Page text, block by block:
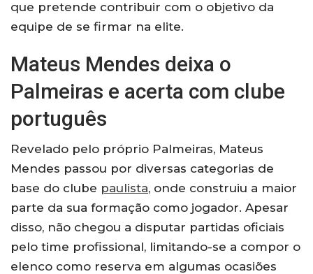
que pretende contribuir com o objetivo da
equipe de se firmar na elite.
Mateus Mendes deixa o
Palmeiras e acerta com clube
português
Revelado pelo próprio Palmeiras, Mateus
Mendes passou por diversas categorias de
base do clube paulista, onde construiu a maior
parte da sua formação como jogador. Apesar
disso, não chegou a disputar partidas oficiais
pelo time profissional, limitando-se a compor o
elenco como reserva em algumas ocasiões